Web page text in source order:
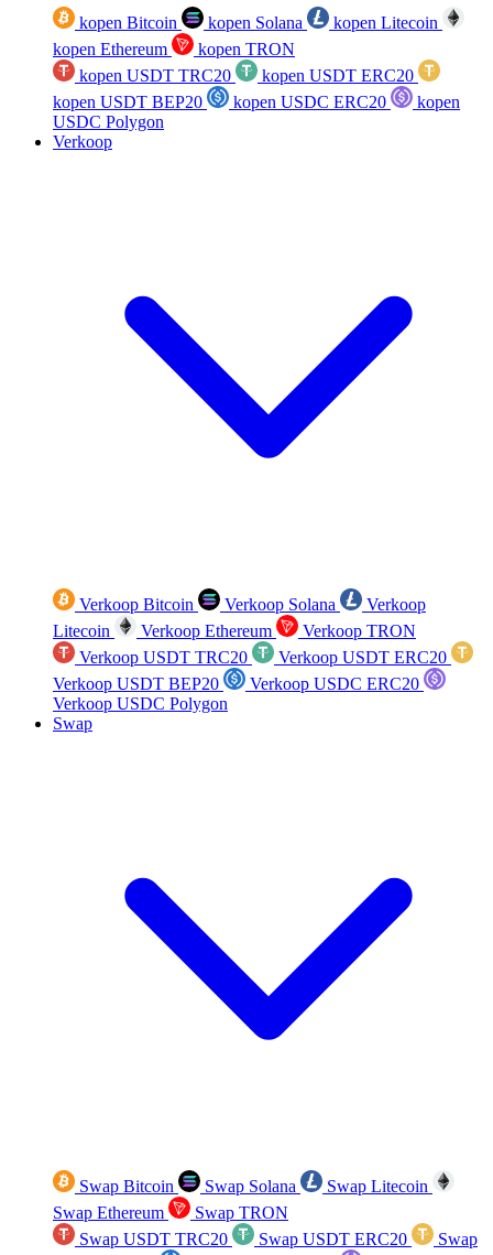
kopen Bitcoin kopen Solana
kopen Litecoin
kopen Ethereum
kopen TRON
kopen USDT TRC20
kopen USDT ERC20
kopen USDT BEP20
kopen USDC ERC20
kopen
USDC Polygon
Verkoop
Verkoop Bitcoin Verkoop Solana
Verkoop
Litecoin
Verkoop Ethereum
Verkoop TRON
Verkoop USDT TRC20
Verkoop USDT ERC20
Verkoop USDT BEP20
Verkoop USDC ERC20
Verkoop USDC Polygon
Swap
Swap Bitcoin Swap Solana
Swap Litecoin
Swap Ethereum
Swap TRON
Swap USDT TRC20
Swap USDT ERC20
Swap